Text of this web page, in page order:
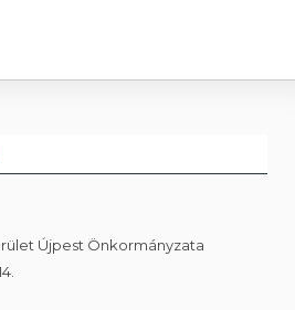
Újpest Önkormányzata